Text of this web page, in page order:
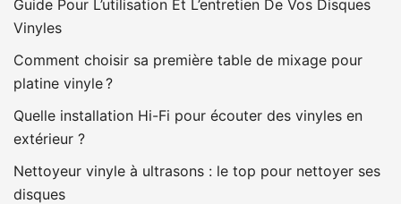
Guide Pour L’utilisation Et L’entretien De Vos Disques
Vinyles
Comment choisir sa première table de mixage pour
platine vinyle ?
Quelle installation Hi-Fi pour écouter des vinyles en
extérieur ?
Nettoyeur vinyle à ultrasons : le top pour nettoyer ses
disques